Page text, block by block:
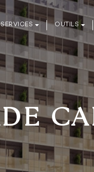
SERVICES OUTILS